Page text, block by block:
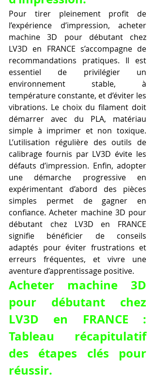
Pour tirer pleinement profit de
l’expérience d’impression, acheter
machine 3D pour débutant chez
LV3D en FRANCE s’accompagne de
recommandations pratiques. Il est
essentiel de privilégier un
environnement stable, à
température constante, et d’éviter les
vibrations. Le choix du filament doit
démarrer avec du PLA, matériau
simple à imprimer et non toxique.
L’utilisation régulière des outils de
calibrage fournis par LV3D évite les
défauts d’impression. Enfin, adopter
une démarche progressive en
expérimentant d’abord des pièces
simples permet de gagner en
confiance. Acheter machine 3D pour
débutant chez LV3D en FRANCE
signifie bénéficier de conseils
adaptés pour éviter frustrations et
erreurs fréquentes, et vivre une
aventure d’apprentissage positive.
Acheter machine 3D
pour débutant chez
LV3D en FRANCE :
Tableau récapitulatif
des étapes clés pour
réussir.